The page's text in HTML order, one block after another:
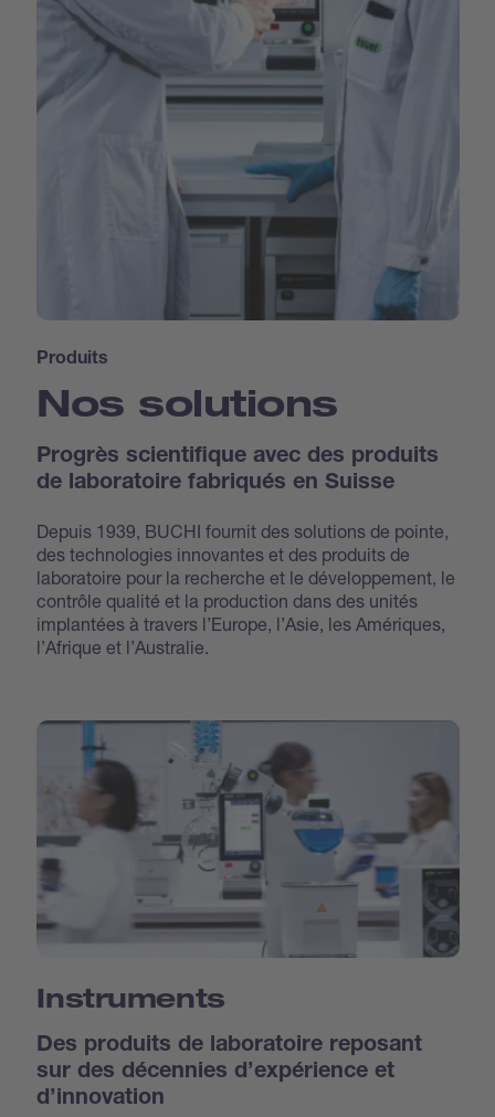
Produits
Nos solutions
Progrès scientifique avec des produits
de laboratoire fabriqués en Suisse
Depuis 1939, BUCHI fournit des solutions de pointe,
des technologies innovantes et des produits de
laboratoire pour la recherche et le développement, le
contrôle qualité et la production dans des unités
implantées à travers l’Europe, l’Asie, les Amériques,
l’Afrique et l’Australie.
Instruments
Des produits de laboratoire reposant
sur des décennies d’expérience et
d’innovation